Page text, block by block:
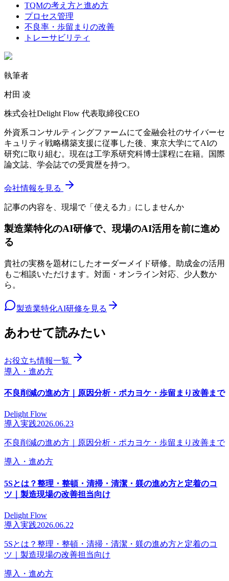
TQMの考え方と進め方
プロセス管理
不良率・歩留まりの改善
トレーサビリティ
執筆者
村田 凌
株式会社Delight Flow 代表取締役CEO
外資系コンサルティングファームにて金融会社のサイバーセ
キュリティ戦略構築支援に従事した後、東京大学にてAIの
研究に取り組む。現在は工学系研究科博士課程に在籍。国際
論文誌、学会誌での受賞歴を持つ。
会社情報を見る
記事の内容を、現場で「使える力」にしませんか
製造業特化のAI研修で、現場のAI活用を前に進め
る
貴社の実務を題材にしたオーダーメイド研修。助成金の活用
もご相談いただけます。対面・オンライン対応、少人数か
ら。
製造業特化AI研修を見る
あわせて読みたい
お役立ち情報一覧
導入・進め方
不良削減の進め方｜原因分析・ポカヨケ・歩留まり改善まで
Delight Flow
導入実践2026.06.23
不良削減の進め方｜原因分析・ポカヨケ・歩留まり改善まで
導入・進め方
5Sとは？整理・整頓・清掃・清潔・躾の進め方と定着のコ
ツ｜製造現場の改善担当向け
Delight Flow
導入実践2026.06.22
5Sとは？整理・整頓・清掃・清潔・躾の進め方と定着のコ
ツ｜製造現場の改善担当向け
導入・進め方